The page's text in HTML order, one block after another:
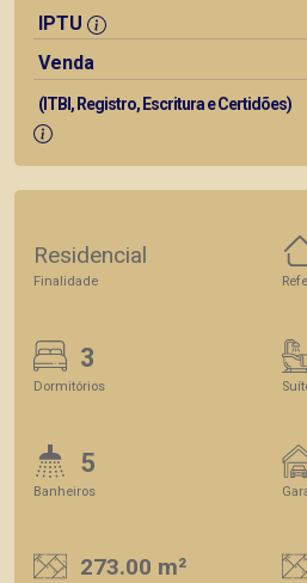
IPTU
Venda
(ITBI, Registro, Escritura e Certidões)
Residencial
Finalidade
3
Dormitórios
5
Banheiros
273.00 m²